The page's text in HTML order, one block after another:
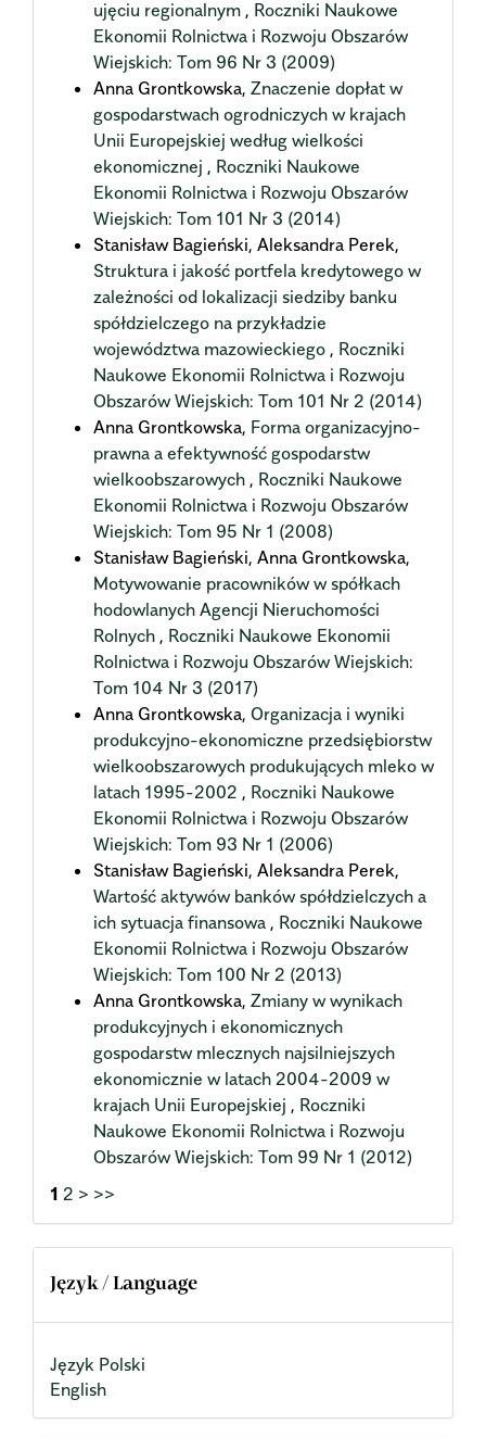
ujęciu regionalnym , Roczniki Naukowe
Ekonomii Rolnictwa i Rozwoju Obszarów
Wiejskich: Tom 96 Nr 3 (2009)
Anna Grontkowska, Znaczenie dopłat w
gospodarstwach ogrodniczych w krajach
Unii Europejskiej według wielkości
ekonomicznej , Roczniki Naukowe
Ekonomii Rolnictwa i Rozwoju Obszarów
Wiejskich: Tom 101 Nr 3 (2014)
Stanisław Bagieński, Aleksandra Perek,
Struktura i jakość portfela kredytowego w
zależności od lokalizacji siedziby banku
spółdzielczego na przykładzie
województwa mazowieckiego , Roczniki
Naukowe Ekonomii Rolnictwa i Rozwoju
Obszarów Wiejskich: Tom 101 Nr 2 (2014)
Anna Grontkowska, Forma organizacyjno-
prawna a efektywność gospodarstw
wielkoobszarowych , Roczniki Naukowe
Ekonomii Rolnictwa i Rozwoju Obszarów
Wiejskich: Tom 95 Nr 1 (2008)
Stanisław Bagieński, Anna Grontkowska,
Motywowanie pracowników w spółkach
hodowlanych Agencji Nieruchomości
Rolnych , Roczniki Naukowe Ekonomii
Rolnictwa i Rozwoju Obszarów Wiejskich:
Tom 104 Nr 3 (2017)
Anna Grontkowska, Organizacja i wyniki
produkcyjno-ekonomiczne przedsiębiorstw
wielkoobszarowych produkujących mleko w
latach 1995-2002 , Roczniki Naukowe
Ekonomii Rolnictwa i Rozwoju Obszarów
Wiejskich: Tom 93 Nr 1 (2006)
Stanisław Bagieński, Aleksandra Perek,
Wartość aktywów banków spółdzielczych a
ich sytuacja finansowa , Roczniki Naukowe
Ekonomii Rolnictwa i Rozwoju Obszarów
Wiejskich: Tom 100 Nr 2 (2013)
Anna Grontkowska, Zmiany w wynikach
produkcyjnych i ekonomicznych
gospodarstw mlecznych najsilniejszych
ekonomicznie w latach 2004-2009 w
krajach Unii Europejskiej , Roczniki
Naukowe Ekonomii Rolnictwa i Rozwoju
Obszarów Wiejskich: Tom 99 Nr 1 (2012)
1 2 > >>
Język / Language
Język Polski
English